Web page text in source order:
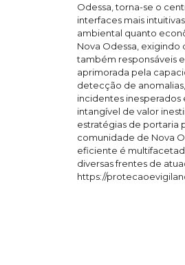
Odessa, torna-se o
interfaces mais
ambiental quanto
Nova Odessa, exigindo
também responsáveis
aprimorada pela
detecção de
incidentes inesperados
intangível de valor
estratégias de portaria
comunidade de Nova
eficiente é
diversas frentes de
https://